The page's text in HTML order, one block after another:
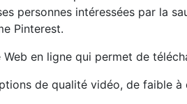
personnes intéressées par la
Pinterest.
en ligne qui permet de
de qualité vidéo, de faible à